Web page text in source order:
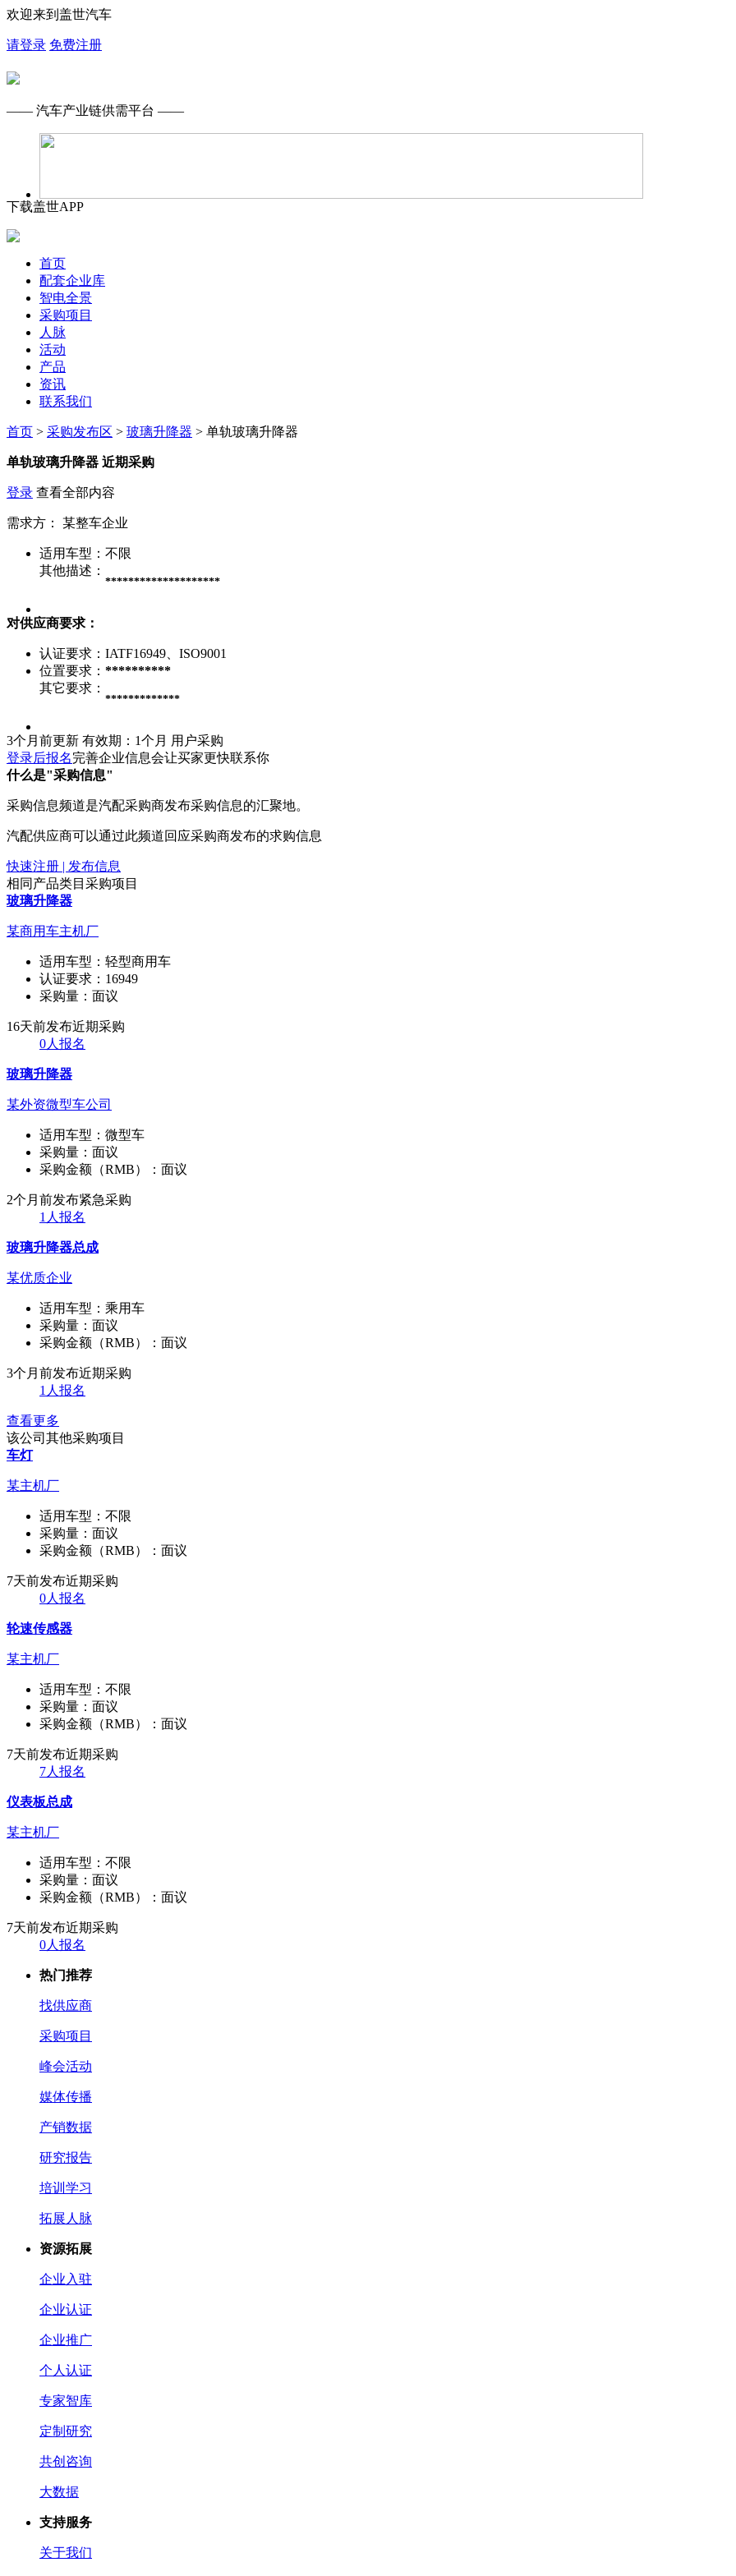
欢迎来到盖世汽车
请登录 免费注册
—— 汽车产业链供需平台 ——
下载盖世APP
首页
配套企业库
智电全景
采购项目
人脉
活动
产品
资讯
联系我们
首页 > 采购发布区 > 玻璃升降器 > 单轨玻璃升降器
单轨玻璃升降器 近期采购
登录 查看全部内容
需求方： 某整车企业
适用车型： 不限
其他描述：
********************
对供应商要求：
认证要求： IATF16949、ISO9001
位置要求： **********
其它要求：
*************
3个月前更新 有效期：1个月 用户采购
登录后报名完善企业信息会让买家更快联系你
什么是"采购信息"
采购信息频道是汽配采购商发布采购信息的汇聚地。
汽配供应商可以通过此频道回应采购商发布的求购信息
快速注册 | 发布信息
相同产品类目采购项目
玻璃升降器
某商用车主机厂
适用车型： 轻型商用车
认证要求： 16949
采购量： 面议
16天前发布近期采购
0人报名
玻璃升降器
某外资微型车公司
适用车型： 微型车
采购量： 面议
采购金额（RMB）： 面议
2个月前发布紧急采购
1人报名
玻璃升降器总成
某优质企业
适用车型： 乘用车
采购量： 面议
采购金额（RMB）： 面议
3个月前发布近期采购
1人报名
查看更多
该公司其他采购项目
车灯
某主机厂
适用车型： 不限
采购量： 面议
采购金额（RMB）： 面议
7天前发布近期采购
0人报名
轮速传感器
某主机厂
适用车型： 不限
采购量： 面议
采购金额（RMB）： 面议
7天前发布近期采购
7人报名
仪表板总成
某主机厂
适用车型： 不限
采购量： 面议
采购金额（RMB）： 面议
7天前发布近期采购
0人报名
热门推荐
找供应商
采购项目
峰会活动
媒体传播
产销数据
研究报告
培训学习
拓展人脉
资源拓展
企业入驻
企业认证
企业推广
个人认证
专家智库
定制研究
共创咨询
大数据
支持服务
关于我们